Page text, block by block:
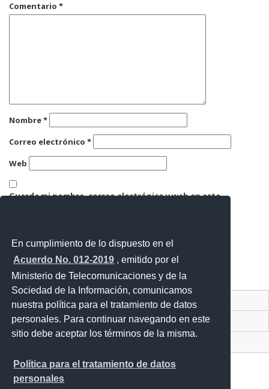
En cumplimiento de lo dispuesto en el
Acuerdo No. 012-2019 , emitido por el
Ministerio de Telecomunicaciones y de la
Sociedad de la Información, comunicamos
nuestra política para el tratamiento de datos
personales. Para continuar navegando en este
sitio debe aceptar los términos de la misma.
Política para el tratamiento de datos
personales
Comentario *
Nombre*
Correo electrónico *
Web
Guarda mi nombre, correo electrónico y web en este
Contacto Ciudadano Digital
Portal Trámites Ciudadanos
Sistema Nacional de Información (SNI)